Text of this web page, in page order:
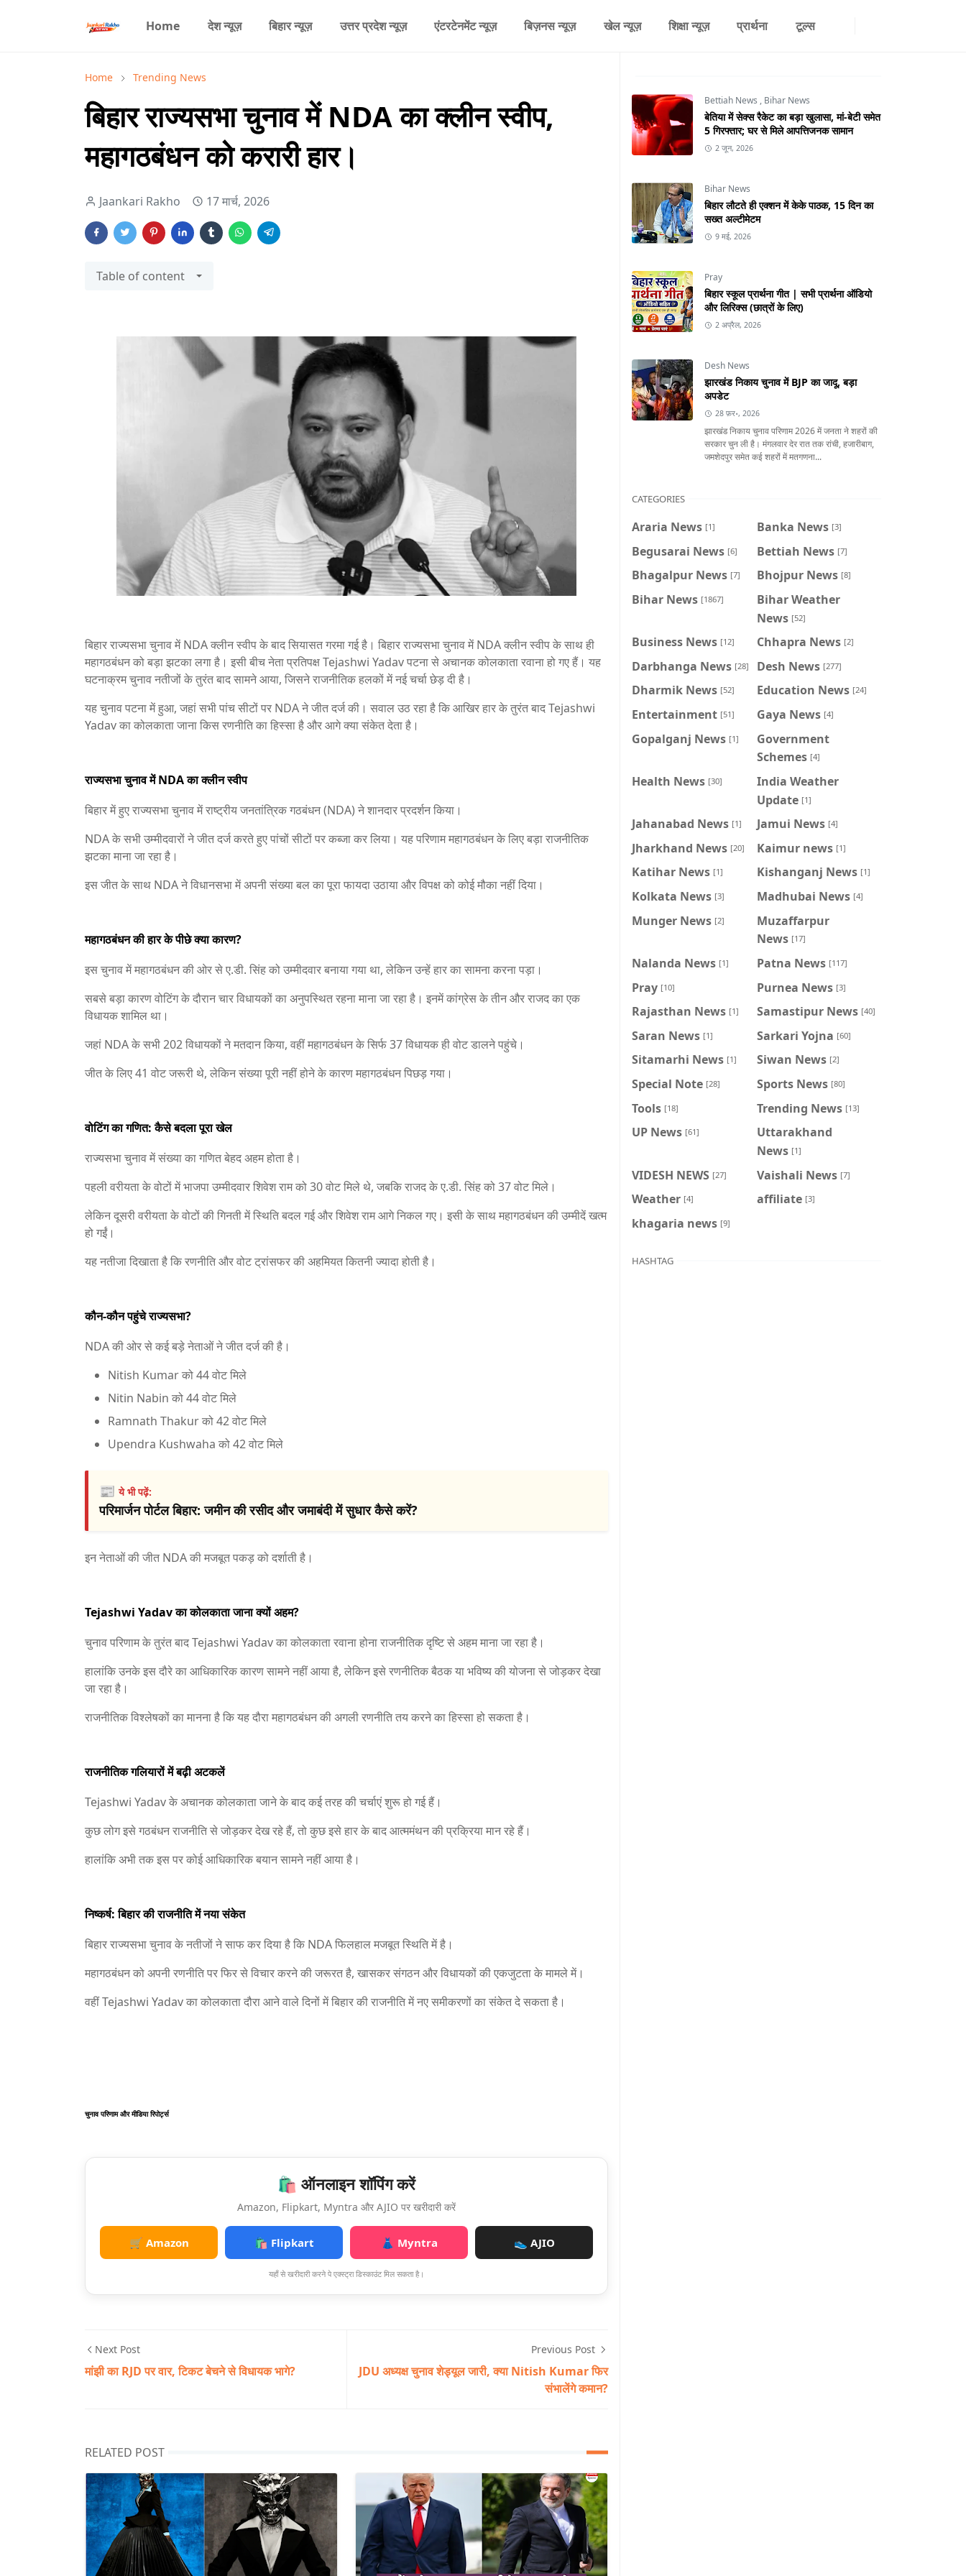
Home देश न्यूज़ बिहार न्यूज़ उत्तर प्रदेश न्यूज़ एंटरटेनमेंट न्यूज़ बिज़नस न्यूज़ खेल न्यूज़ शिक्षा न्यूज़ प्रार्थना टूल्स
Home Trending News
बिहार राज्यसभा चुनाव में NDA का क्लीन स्वीप,
महागठबंधन को करारी हार।
Jaankari Rakho 17 मार्च, 2026
Table of content
बिहार राज्यसभा चुनाव में NDA क्लीन स्वीप के बाद सियासत गरमा गई है। बिहार राज्यसभा चुनाव में NDA क्लीन स्वीप के साथ ही
महागठबंधन को बड़ा झटका लगा है। इसी बीच नेता प्रतिपक्षTejashwi Yadavपटना से अचानक कोलकाता रवाना हो गए हैं। यह
घटनाक्रम चुनाव नतीजों के तुरंत बाद सामने आया, जिसने राजनीतिक हलकों में नई चर्चा छेड़ दी है।
यह चुनाव पटना में हुआ, जहां सभी पांच सीटों पर NDA ने जीत दर्ज की। सवाल उठ रहा है कि आखिर हार के तुरंत बाद Tejashwi
Yadav का कोलकाता जाना किस रणनीति का हिस्सा है और आगे क्या संकेत देता है।
राज्यसभा चुनाव में NDA का क्लीन स्वीप
बिहार में हुए राज्यसभा चुनाव में राष्ट्रीय जनतांत्रिक गठबंधन (NDA) ने शानदार प्रदर्शन किया।
NDA के सभी उम्मीदवारों ने जीत दर्ज करते हुए पांचों सीटों पर कब्जा कर लिया। यह परिणाम महागठबंधन के लिए बड़ा राजनीतिक
झटका माना जा रहा है।
इस जीत के साथ NDA ने विधानसभा में अपनी संख्या बल का पूरा फायदा उठाया और विपक्ष को कोई मौका नहीं दिया।
महागठबंधन की हार के पीछे क्या कारण?
इस चुनाव में महागठबंधन की ओर से ए.डी. सिंह को उम्मीदवार बनाया गया था, लेकिन उन्हें हार का सामना करना पड़ा।
सबसे बड़ा कारण वोटिंग के दौरान चार विधायकों का अनुपस्थित रहना माना जा रहा है। इनमें कांग्रेस के तीन और राजद का एक
विधायक शामिल था।
जहां NDA के सभी 202 विधायकों ने मतदान किया, वहीं महागठबंधन के सिर्फ 37 विधायक ही वोट डालने पहुंचे।
जीत के लिए 41 वोट जरूरी थे, लेकिन संख्या पूरी नहीं होने के कारण महागठबंधन पिछड़ गया।
वोटिंग का गणित: कैसे बदला पूरा खेल
राज्यसभा चुनाव में संख्या का गणित बेहद अहम होता है।
पहली वरीयता के वोटों में भाजपा उम्मीदवार शिवेश राम को 30 वोट मिले थे, जबकि राजद के ए.डी. सिंह को 37 वोट मिले।
लेकिन दूसरी वरीयता के वोटों की गिनती में स्थिति बदल गई और शिवेश राम आगे निकल गए। इसी के साथ महागठबंधन की उम्मीदें खत्म
हो गईं।
यह नतीजा दिखाता है कि रणनीति और वोट ट्रांसफर की अहमियत कितनी ज्यादा होती है।
कौन-कौन पहुंचे राज्यसभा?
NDA की ओर से कई बड़े नेताओं ने जीत दर्ज की है।
Nitish Kumarको 44 वोट मिले
Nitin Nabin को 44 वोट मिले
Ramnath Thakurको 42 वोट मिले
Upendra Kushwaha को 42 वोट मिले
📰ये भी पढ़ें:
परिमार्जन पोर्टल बिहार: जमीन की रसीद और जमाबंदी में सुधार कैसे करें?
इन नेताओं की जीत NDA की मजबूत पकड़ को दर्शाती है।
Tejashwi Yadav का कोलकाता जाना क्यों अहम?
चुनाव परिणाम के तुरंत बाद Tejashwi Yadav का कोलकाता रवाना होना राजनीतिक दृष्टि से अहम माना जा रहा है।
हालांकि उनके इस दौरे का आधिकारिक कारण सामने नहीं आया है, लेकिन इसे रणनीतिक बैठक या भविष्य की योजना से जोड़कर देखा
जा रहा है।
राजनीतिक विश्लेषकों का मानना है कि यह दौरा महागठबंधन की अगली रणनीति तय करने का हिस्सा हो सकता है।
राजनीतिक गलियारों में बढ़ी अटकलें
Tejashwi Yadav के अचानक कोलकाता जाने के बाद कई तरह की चर्चाएं शुरू हो गई हैं।
कुछ लोग इसे गठबंधन राजनीति से जोड़कर देख रहे हैं, तो कुछ इसे हार के बाद आत्ममंथन की प्रक्रिया मान रहे हैं।
हालांकि अभी तक इस पर कोई आधिकारिक बयान सामने नहीं आया है।
निष्कर्ष: बिहार की राजनीति में नया संकेत
बिहार राज्यसभा चुनाव के नतीजों ने साफ कर दिया है कि NDA फिलहाल मजबूत स्थिति में है।
महागठबंधन को अपनी रणनीति पर फिर से विचार करने की जरूरत है, खासकर संगठन और विधायकों की एकजुटता के मामले में।
वहीं Tejashwi Yadav का कोलकाता दौरा आने वाले दिनों में बिहार की राजनीति में नए समीकरणों का संकेत दे सकता है।
चुनाव परिणाम और मीडिया रिपोर्ट्स
🛍️ ऑनलाइन शॉपिंग करें
Amazon, Flipkart, Myntra और AJIO पर खरीदारी करें
🛒 Amazon 🛍️ Flipkart 👗 Myntra 👟 AJIO
यहाँ से खरीदारी करने पे एक्स्ट्रा डिस्काउंट मिल सकता है।
Next Post
मांझी का RJD पर वार, टिकट बेचने से विधायक भागे?
Previous Post
JDU अध्यक्ष चुनाव शेड्यूल जारी, क्या Nitish Kumar फिर
संभालेंगे कमान?
RELATED POST
Bettiah News , Bihar News
बेतिया में सेक्स रैकेट का बड़ा खुलासा, मां-बेटी समेत
5 गिरफ्तार; घर से मिले आपत्तिजनक सामान
2 जून, 2026
Bihar News
बिहार लौटते ही एक्शन में केके पाठक, 15 दिन का
सख्त अल्टीमेटम
9 मई, 2026
Pray
बिहार स्कूल प्रार्थना गीत | सभी प्रार्थना ऑडियो
और लिरिक्स (छात्रों के लिए)
2 अप्रैल, 2026
Desh News
झारखंड निकाय चुनाव में BJP का जादू, बड़ा
अपडेट
28 फ़र॰, 2026
झारखंड निकाय चुनाव परिणाम 2026 में जनता ने शहरों की
सरकार चुन ली है। मंगलवार देर रात तक रांची, हजारीबाग,
जमशेदपुर समेत कई शहरों में मतगणना...
CATEGORIES
Araria News [1] Banka News [3]
Begusarai News [6] Bettiah News [7]
Bhagalpur News [7] Bhojpur News [8]
Bihar News [1867]
Bihar Weather
News [52]
Business News [12] Chhapra News [2]
Darbhanga News [28] Desh News [277]
Dharmik News [52] Education News [24]
Entertainment [51] Gaya News [4]
Gopalganj News [1]
Government
Schemes [4]
Health News [30]
India Weather
Update [1]
Jahanabad News [1] Jamui News [4]
Jharkhand News [20] Kaimur news [1]
Katihar News [1] Kishanganj News [1]
Kolkata News [3] Madhubai News [4]
Munger News [2]
Muzaffarpur
News [17]
Nalanda News [1] Patna News [117]
Pray [10] Purnea News [3]
Rajasthan News [1] Samastipur News [40]
Saran News [1] Sarkari Yojna [60]
Sitamarhi News [1] Siwan News [2]
Special Note [28] Sports News [80]
Tools [18] Trending News [13]
UP News [61]
Uttarakhand
News [1]
VIDESH NEWS [27] Vaishali News [7]
Weather [4] affiliate [3]
khagaria news [9]
HASHTAG